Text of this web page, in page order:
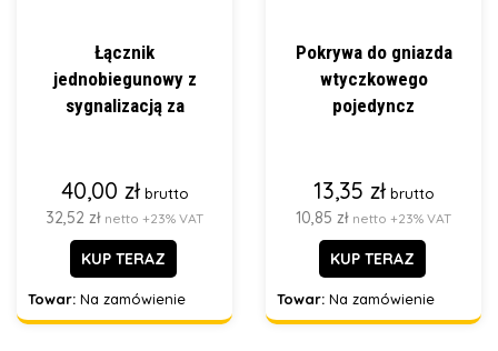
Łącznik
jednobiegunowy z
sygnalizacją za
40,00 zł brutto
32,52 zł netto +23% VAT
KUP TERAZ
Towar: Na zamówienie
Pokrywa do gniazda
wtyczkowego
pojedyncz
13,35 zł brutto
10,85 zł netto +23% VAT
KUP TERAZ
Towar: Na zamówienie